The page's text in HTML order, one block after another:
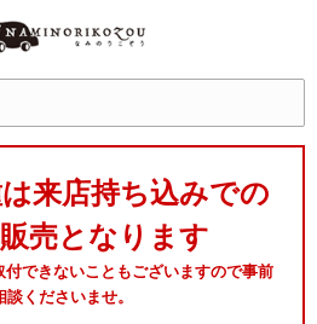
来店持ち込みでの
売となります
できないこともございますので事前
談くださいませ。